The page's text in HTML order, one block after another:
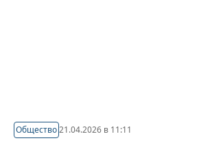
Общество21.04.2026 в 11:11